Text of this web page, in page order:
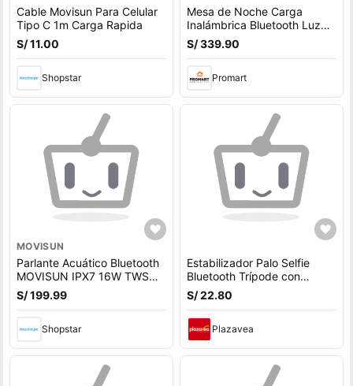
Cable Movisun Para Celular
Tipo C 1m Carga Rapida
S/ 11.00
Shopstar
Mesa de Noche Carga
Inalámbrica Bluetooth Luz
LED Cajones USB Moderna
Multifuncional
S/ 339.90
Promart
MOVISUN
Parlante Acuático Bluetooth
MOVISUN IPX7 16W TWS
luz Led power smart
S/ 199.99
Shopstar
Estabilizador Palo Selfie
Bluetooth Trípode con
Soporte para Celular R1S
Luz LED Integrada
S/ 22.80
Plazavea